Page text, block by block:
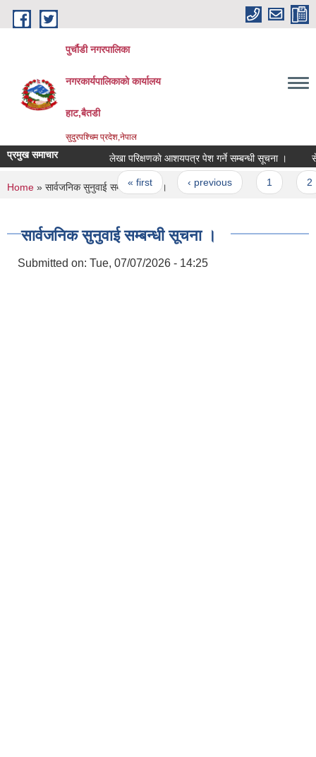
Skip to main content
पुर्चौडी नगरपालिका
नगरकार्यपालिकाकाे कार्यालय
हाट,बैतडी
सुदुरपश्चिम प्रदेश,नेपाल
प्रमुख समाचार लेखा परिक्षणकाे आशयपत्र पेश गर्ने सम्बन्धी सूचना ।
Pages
« first ‹ previous
You are here
Home » सार्वजनिक सुनुवाई सम्बन्धी सूचना ।
सार्वजनिक सुनुवाई सम्बन्धी सूचना ।
Submitted on: Tue, 07/07/2026 - 14:25